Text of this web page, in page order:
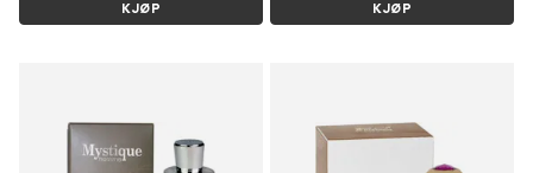
KJØP KJØP